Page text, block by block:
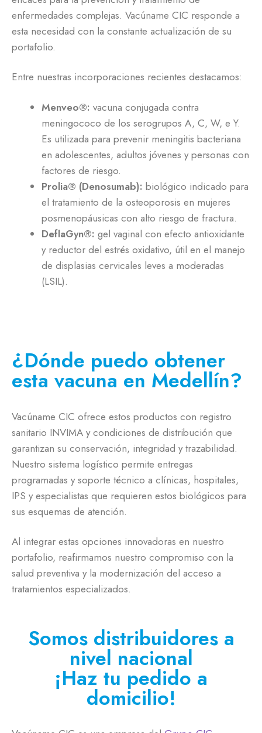
enfermedades complejas. Vacúname CIC responde a
esta necesidad con la constante actualización de su
portafolio.
Entre nuestras incorporaciones recientes destacamos:
Menveo®: vacuna conjugada contra
meningococo de los serogrupos A, C, W, e Y.
Es utilizada para prevenir meningitis bacteriana
en adolescentes, adultos jóvenes y personas con
factores de riesgo.
Prolia® (Denosumab): biológico indicado para
el tratamiento de la osteoporosis en mujeres
posmenopáusicas con alto riesgo de fractura.
DeflaGyn®: gel vaginal con efecto antioxidante
y reductor del estrés oxidativo, útil en el manejo
de displasias cervicales leves a moderadas
(LSIL).
¿Dónde puedo obtener
esta vacuna en Medellín?
Vacúname CIC ofrece estos productos con registro
sanitario INVIMA y condiciones de distribución que
garantizan su conservación, integridad y trazabilidad.
Nuestro sistema logístico permite entregas
programadas y soporte técnico a clínicas, hospitales,
IPS y especialistas que requieren estos biológicos para
sus esquemas de atención.
Al integrar estas opciones innovadoras en nuestro
portafolio, reafirmamos nuestro compromiso con la
salud preventiva y la modernización del acceso a
tratamientos especializados.
Somos distribuidores a
nivel nacional
¡Haz tu pedido a
domicilio!